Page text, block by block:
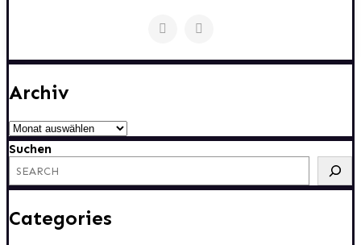
Archiv
Archiv
Suchen
Categories